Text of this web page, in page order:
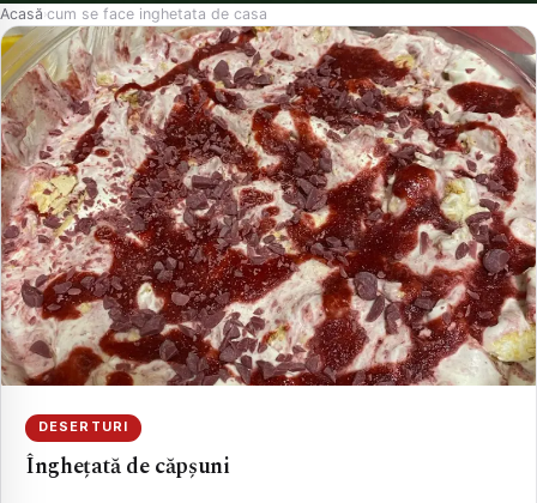
Acasă›cum se face inghetata de casa
DESERTURI
Înghețată de căpșuni